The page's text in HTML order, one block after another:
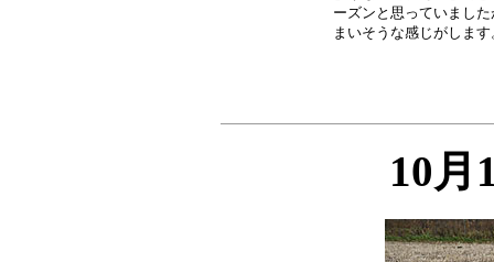
ーズンと思っていまし
10月